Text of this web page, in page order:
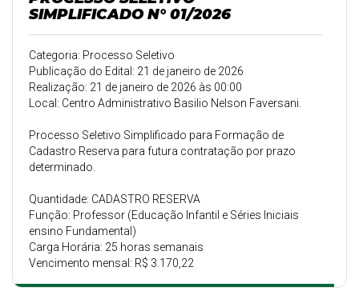
SIMPLIFICADO N° 01/2026
Categoria: Processo Seletivo
Publicação do Edital: 21 de janeiro de 2026
Realização: 21 de janeiro de 2026 às 00:00
Local: Centro Administrativo Basilio Nelson Faversani.
Processo Seletivo Simplificado para Formação de
Cadastro Reserva para futura contratação por prazo
determinado.
Quantidade: CADASTRO RESERVA
Função: Professor (Educação Infantil e Séries Iniciais
ensino Fundamental)
Carga Horária: 25 horas semanais
Vencimento mensal: R$ 3.170,22